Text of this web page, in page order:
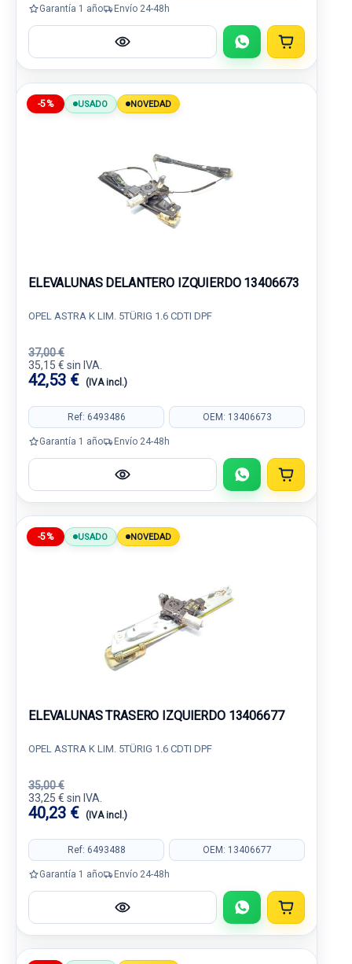
Garantía 1 año Envío 24-48h
-5% USADO NOVEDAD
ELEVALUNAS DELANTERO IZQUIERDO 13406673
OPEL ASTRA K LIM. 5TÜRIG 1.6 CDTI DPF
37,00 €
35,15 € sin IVA.
42,53 € (IVA incl.)
Ref: 6493486 OEM: 13406673
Garantía 1 año Envío 24-48h
-5% USADO NOVEDAD
ELEVALUNAS TRASERO IZQUIERDO 13406677
OPEL ASTRA K LIM. 5TÜRIG 1.6 CDTI DPF
35,00 €
33,25 € sin IVA.
40,23 € (IVA incl.)
Ref: 6493488 OEM: 13406677
Garantía 1 año Envío 24-48h